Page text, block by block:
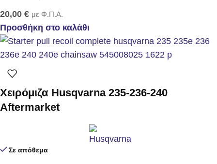
20,00 € με Φ.Π.Α.
Προσθήκη στο καλάθι
Χειρόμιζα Husqvarna 235-236-240
Aftermarket
Σε απόθεμα